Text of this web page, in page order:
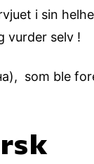
i sin
vurder selv !
som ble